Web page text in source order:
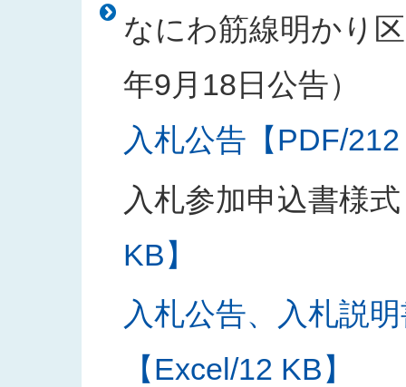
なにわ筋線明かり
年9月18日公告）
入札公告【PDF/
入札参加申込書様式
KB】
入札公告、入札説
【Excel/12 KB】